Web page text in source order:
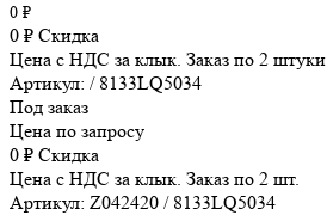
0 ₽
0 ₽ Скидка
Цена с НДС за клык. Заказ по 2 штуки.
Артикул: / 8133LQ5034
Под заказ
Цена по запросу
0 ₽ Скидка
Цена с НДС за клык. Заказ по 2 шт.
Артикул: Z042420 / 8133LQ5034